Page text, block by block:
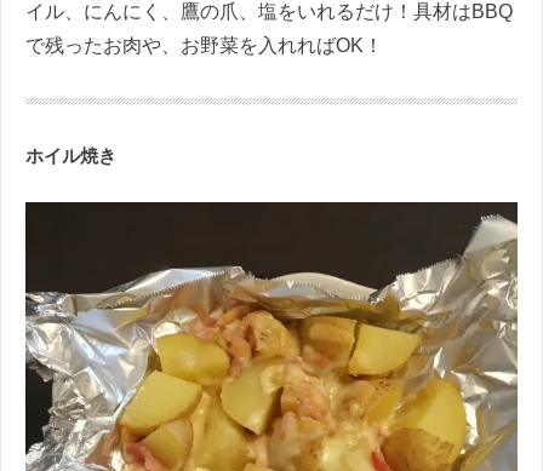
イル、にんにく、鷹の爪、塩をいれるだけ！具材はBBQ
で残ったお肉や、お野菜を入れればOK！
ホイル焼き